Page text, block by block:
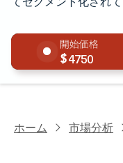
4750
ホーム 市場分析